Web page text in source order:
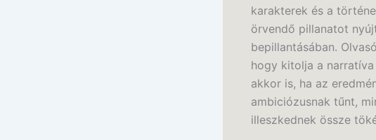
karakterek és a
örvendő pillanatot
bepillantásában.
hogy kitolja a
akkor is, ha az
ambiciózusnak tűnt,
illeszkednek össze